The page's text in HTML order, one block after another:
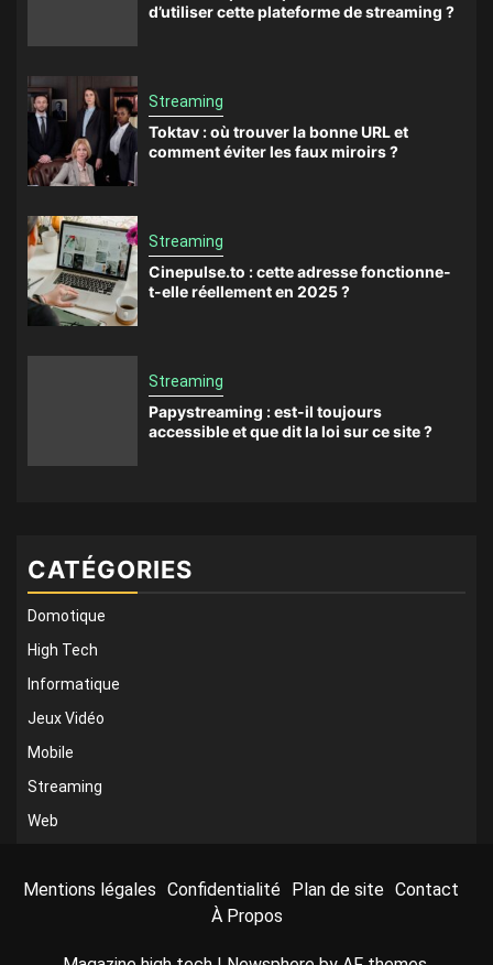
d’utiliser cette plateforme de streaming ?
Streaming
Toktav : où trouver la bonne URL et
comment éviter les faux miroirs ?
Streaming
Cinepulse.to : cette adresse fonctionne-
t-elle réellement en 2025 ?
Streaming
Papystreaming : est-il toujours
accessible et que dit la loi sur ce site ?
CATÉGORIES
Domotique
High Tech
Informatique
Jeux Vidéo
Mobile
Streaming
Web
Mentions légales Confidentialité Plan de site Contact
À Propos